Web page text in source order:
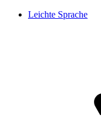
Leichte Sprache